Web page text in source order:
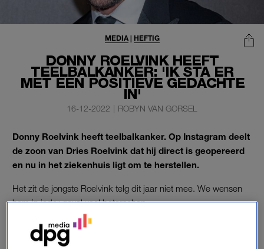
DONNY ROELVINK HEEFT
TEELBALKANKER: 'IK STA ER
MET EEN POSITIEVE GEDACHTE
IN'
MEDIA| HEFTIG
16-12-2022 | ROBYN VAN GORSEL
Donny Roelvink heeft teelbalkanker. Op Instagram deelt
de zoon van Dries Roelvink dat hij direct is geopereerd
en nu in het ziekenhuis ligt om te herstellen.
Het zit de jongste Roelvink telg dit jaar niet mee. We wensen
hem in ieder geval veel beterschap.
DONNY ROELVINK